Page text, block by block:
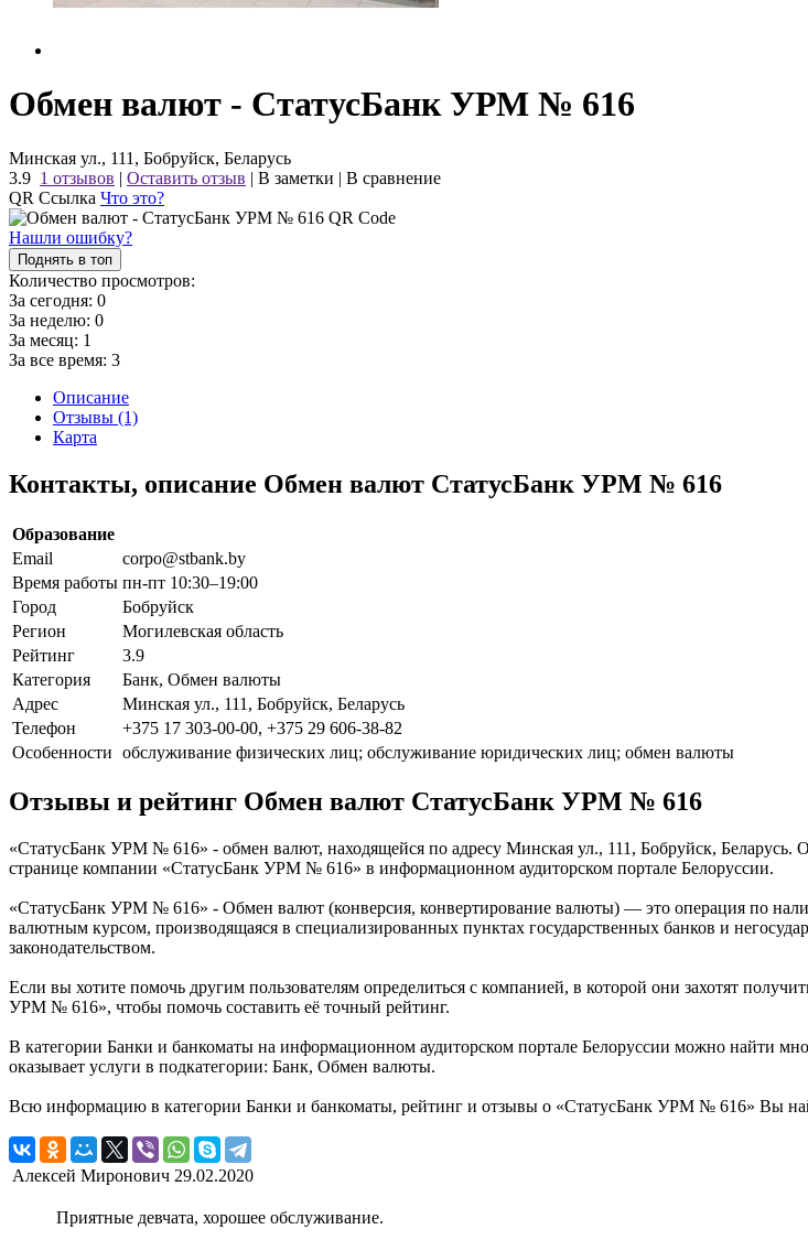
Обмен валют - СтатусБанк УРМ № 616
Минская ул., 111, Бобруйск, Беларусь
3.9 1 отзывов | Оставить отзыв | В заметки | В сравнение
QR Ссылка Что это?
Нашли ошибку?
Поднять в топ
Количество просмотров:
За сегодня: 0
За неделю: 0
За месяц: 1
За все время: 3
Описание
Отзывы (1)
Карта
Контакты, описание Обмен валют СтатусБанк УРМ № 616
Образование
Email
corpo@stbank.by
Время работы пн-пт 10:30–19:00
Город
Бобруйск
Регион
Могилевская область
Рейтинг
3.9
Категория
Банк, Обмен валюты
Адрес
Минская ул., 111, Бобруйск, Беларусь
Телефон
+375 17 303-00-00, +375 29 606-38-82
Особенности обслуживание физических лиц; обслуживание юридических лиц; обмен валюты
Отзывы и рейтинг Обмен валют СтатусБанк УРМ № 616
«СтатусБанк УРМ № 616» - обмен валют, находящейся по адресу Минская ул., 111, Бобруйск,
странице компании «СтатусБанк УРМ № 616» в информационном аудиторском портале Белоруссии.
«СтатусБанк УРМ № 616» - Обмен валют (конверсия, конвертирование валюты) — это операция по
валютным курсом, производящаяся в специализированных пунктах государственных банков и
законодательством.
Если вы хотите помочь другим пользователям определиться с компанией, в которой они захотят
УРМ № 616», чтобы помочь составить её точный рейтинг.
В категории Банки и банкоматы на информационном аудиторском портале Белоруссии можно найти
оказывает услуги в подкатегории: Банк, Обмен валюты.
Всю информацию в категории Банки и банкоматы, рейтинг и отзывы о «СтатусБанк УРМ № 616» Вы
Алексей Миронович 29.02.2020
Приятные девчата, хорошее обслуживание.